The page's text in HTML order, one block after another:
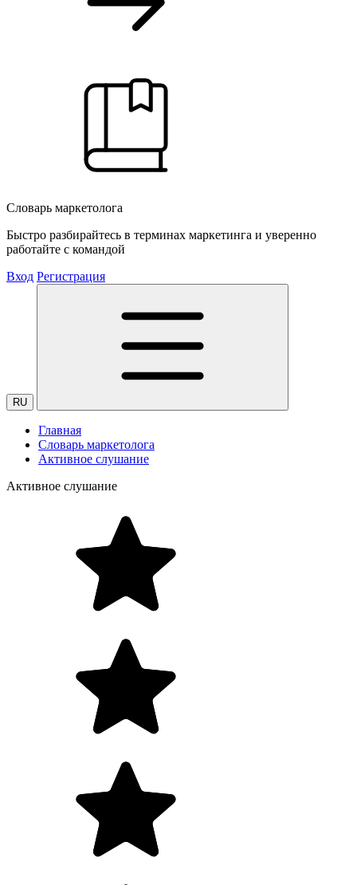
Словарь маркетолога
Быстро разбирайтесь в терминах маркетинга и уверенно
работайте с командой
Вход Регистрация
RU
Главная
Словарь маркетолога
Активное слушание
Активное слушание